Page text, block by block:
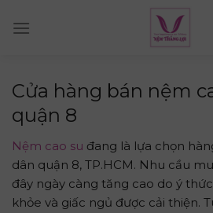
Cửa hàng bán nệm
quận 8
Nệm cao su đang là lựa chọn
dân quận 8, TP.HCM. Nhu cầu
đây ngày càng tăng cao do ý
khỏe và giấc ngủ được cải thiện.